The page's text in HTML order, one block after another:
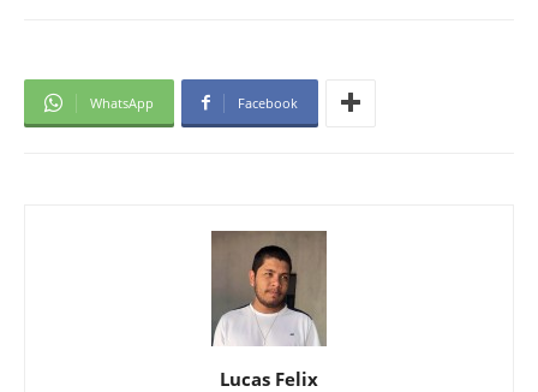
WhatsApp Facebook
Lucas Felix